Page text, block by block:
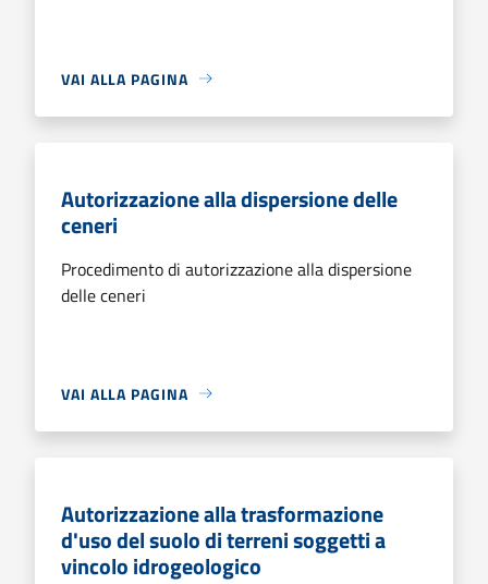
VAI ALLA PAGINA
Autorizzazione alla dispersione delle
ceneri
Procedimento di autorizzazione alla dispersione
delle ceneri
VAI ALLA PAGINA
Autorizzazione alla trasformazione
d'uso del suolo di terreni soggetti a
vincolo idrogeologico